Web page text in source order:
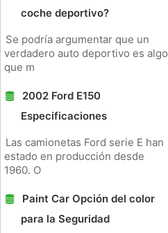
coche deportivo?
Se podría argumentar que un
verdadero auto deportivo es algo
que m
2002 Ford E150
Especificaciones
Las camionetas Ford serie E han
estado en producción desde
1960. O
Paint Car Opción del color
para la Seguridad